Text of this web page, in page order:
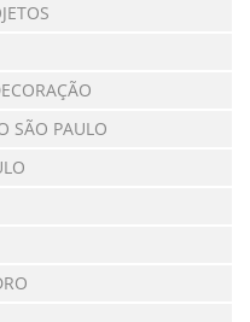
SÃO PAULO